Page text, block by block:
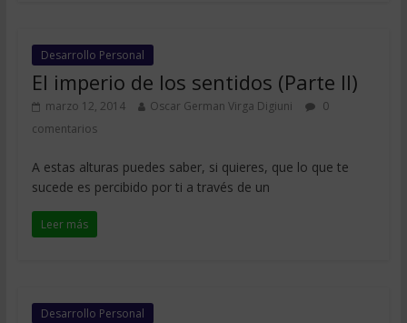
Desarrollo Personal
El imperio de los sentidos (Parte II)
marzo 12, 2014 Oscar German Virga Digiuni
0
comentarios
A estas alturas puedes saber, si quieres, que lo que te
sucede es percibido por ti a través de un
Leer más
Desarrollo Personal